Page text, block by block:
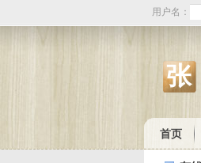
用户名：
首页